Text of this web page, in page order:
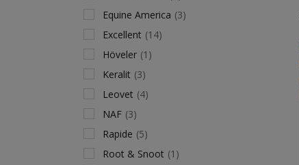
Equine America (3)
Excellent (14)
Höveler (1)
Keralit (3)
Leovet (4)
NAF (3)
Rapide (5)
Root & Snoot (1)